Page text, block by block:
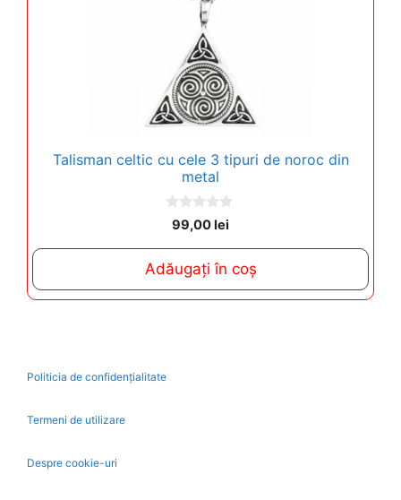
Talisman celtic cu cele 3 tipuri de noroc din
metal
0
o
5
99,00 lei
Adăugați în coș
Politicia de confidențialitate
Termeni de utilizare
Despre cookie-uri